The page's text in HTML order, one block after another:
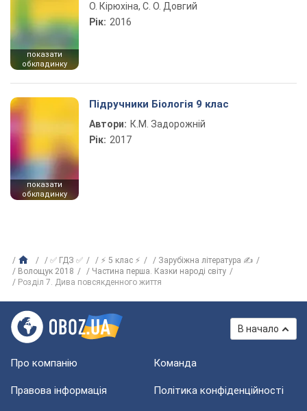
показати
обкладинку
О. Кірюхіна, С. О. Довгий
Рік: 2016
показати
обкладинку
Підручники Біологія 9 клас
Автори: К.М. Задорожній
Рік: 2017
✅ ГДЗ ✅ ⚡ 5 клас ⚡
Зарубіжна література ✍
Волощук 2018
Частина перша. Казки народі світу
Розділ 7. Дива повсякденного життя
В начало
Про компанію Команда
Правова інформація Політика конфіденційності